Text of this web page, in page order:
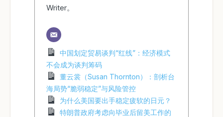
Writer。
中国划定贸易谈判“红线”：经济模式
不会成为谈判筹码
董云裳（Susan Thornton）：剖析台
海局势“脆弱稳定”与风险管控
为什么美国要出手稳定疲软的日元？
特朗普政府考虑向毕业后留美工作的